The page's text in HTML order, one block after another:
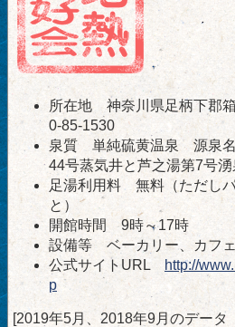
所在地 神奈川県足柄下郡
0-85-1530
泉質 単純硫黄温泉 源泉名
44号蒸気井と芦之湯第7号
足湯利用料 無料（ただし
と）
開館時間 9時～17時
設備等 ベーカリー、カフ
公式サイトURL
http://
p
[2019年5月、2018年9月のデー